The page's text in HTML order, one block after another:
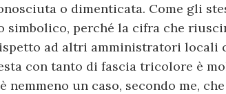
o dimenticata. Come gli
simbolico, perché la cifra che
ad altri amministratori locali
con tanto di fascia tricolore è
nemmeno un caso, secondo me,